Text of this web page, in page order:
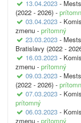
13.04.2023 -
(2022 - 2026) -
03.04.2023 -
zmenu - prítomný
23.03.2023 -
Bratislavy (2022 -
16.03.2023 -
zmenu - prítomný
09.03.2023 -
(2022 - 2026) -
07.03.2023 -
prítomný
06.03.2023 -
zmenu - prítomný